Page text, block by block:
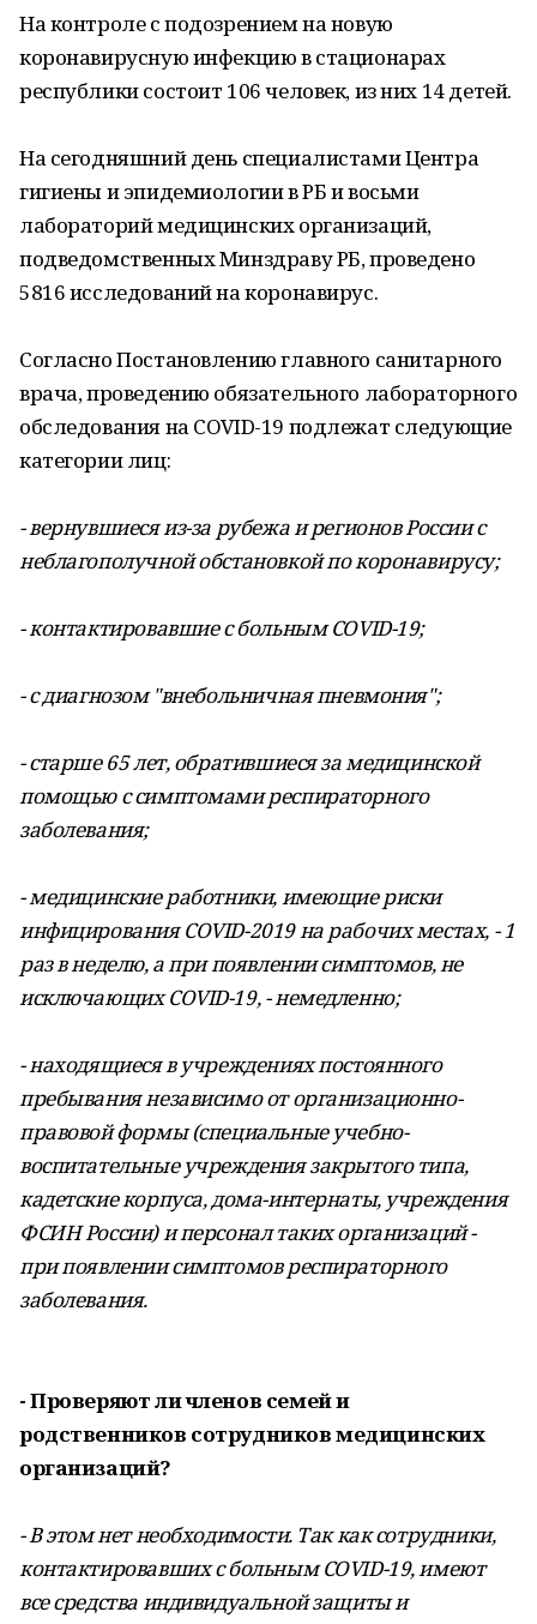
На контроле с подозрением на новую
коронавирусную инфекцию в стационарах
республики состоит 106 человек, из них 14 детей.
На сегодняшний день специалистами Центра
гигиены и эпидемиологии в РБ и восьми
лабораторий медицинских организаций,
подведомственных Минздраву РБ, проведено
5816 исследований на коронавирус.
Согласно Постановлению главного санитарного
врача, проведению обязательного лабораторного
обследования на COVID-19 подлежат следующие
категории лиц:
- вернувшиеся из-за рубежа и регионов России с
неблагополучной обстановкой по коронавирусу;
- контактировавшие с больным COVID-19;
- с диагнозом "внебольничная пневмония";
- старше 65 лет, обратившиеся за медицинской
помощью с симптомами респираторного
заболевания;
- медицинские работники, имеющие риски
инфицирования COVID-2019 на рабочих местах, - 1
раз в неделю, а при появлении симптомов, не
исключающих COVID-19, - немедленно;
- находящиеся в учреждениях постоянного
пребывания независимо от организационно-
правовой формы (специальные учебно-
воспитательные учреждения закрытого типа,
кадетские корпуса, дома-интернаты, учреждения
ФСИН России) и персонал таких организаций -
при появлении симптомов респираторного
заболевания.
- Проверяют ли членов семей и
родственников сотрудников медицинских
организаций?
- В этом нет необходимости. Так как сотрудники,
контактировавших с больным COVID-19, имеют
все средства индивидуальной защиты и